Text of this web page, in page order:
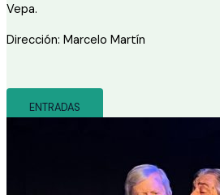
Vepa.
Dirección: Marcelo Martín
ENTRADAS